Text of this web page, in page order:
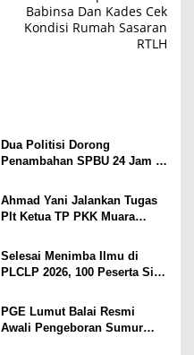
Babinsa Dan Kades Cek
Kondisi Rumah Sasaran
RTLH
Dua Politisi Dorong
Penambahan SPBU 24 Jam di
Ahmad Yani Jalankan Tugas
Plt Ketua TP PKK Muara
Selesai Menimba Ilmu di
PLCLP 2026, 100 Peserta Siap
PGE Lumut Balai Resmi
Awali Pengeboran Sumur